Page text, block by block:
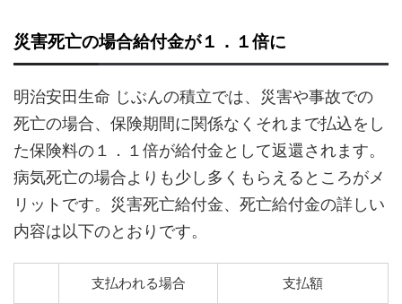
災害死亡の場合給付金が１．１倍に
明治安田生命 じぶんの積立では、災害や事故での
死亡の場合、保険期間に関係なくそれまで払込をし
た保険料の１．１倍が給付金として返還されます。
病気死亡の場合よりも少し多くもらえるところがメ
リットです。災害死亡給付金、死亡給付金の詳しい
内容は以下のとおりです。
支払われる場合 支払額